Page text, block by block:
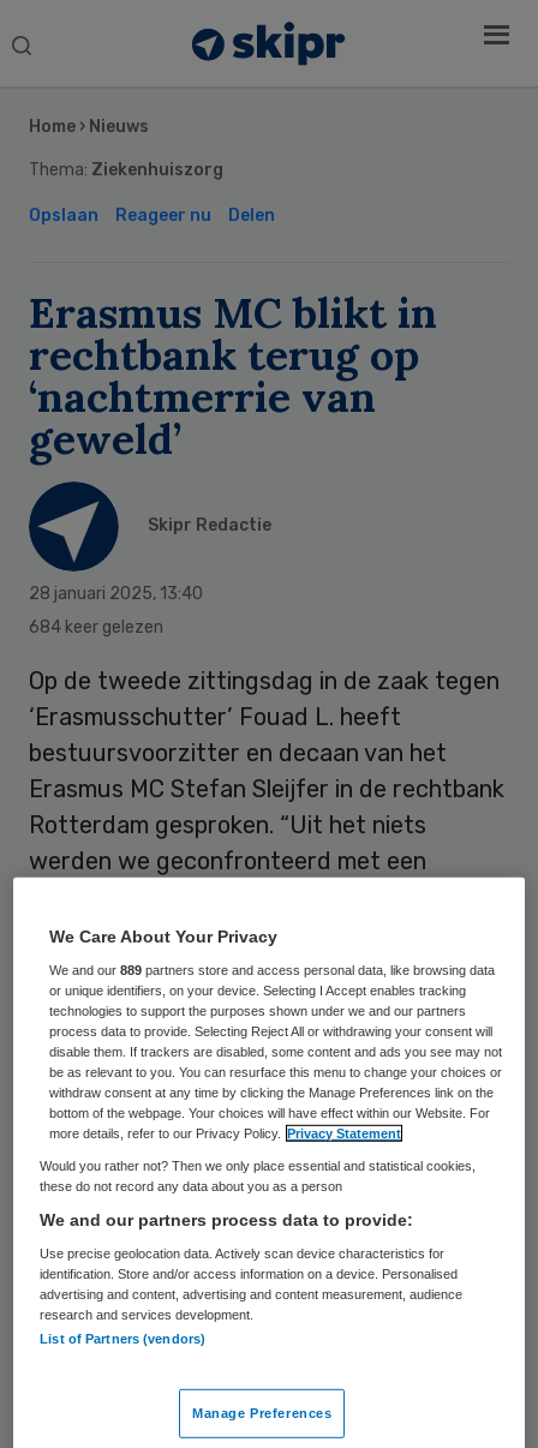
Search
Home › Nieuws
Thema: Ziekenhuiszorg
Opslaan Reageer nu Delen
Erasmus MC blikt in
rechtbank terug op
‘nachtmerrie van
geweld’
Skipr Redactie
28 januari 2025, 13:40
684 keer gelezen
Op de tweede zittingsdag in de zaak tegen
‘Erasmusschutter’ Fouad L. heeft
bestuursvoorzitter en decaan van het
Erasmus MC Stefan Sleijfer in de rechtbank
Rotterdam gesproken. “Uit het niets
werden we geconfronteerd met een
de tragische dood van onze geliefde collega
Jurgen Damen.”
Tijdens het uitoefenen van zijn spreekrecht
noemde Sleijfer de doodgeschoten docent
“een man die ik kende als iemand die zijn
leven juist wijdde aan het helpen van
anderen; als huisarts, als onderzoeker en
als docent”. De gebeurtenissen van 28
september 2023 laten volgens de
bestuursvoorzitter een groot litteken
achter in het hart van het Erasmus MC.
Doodsangsten
Sidebar
We Care About Your Privacy
We and our889 partners store and access personal data, like browsing data
or unique identifiers, on your device. Selecting I Accept enables tracking
technologies to support the purposes shown under we and our partners
process data to provide. Selecting Reject All or withdrawing your consent will
disable them. If trackers are disabled, some content and ads you see may not
be as relevant to you. You can resurface this menu to change your choices or
withdraw consent at any time by clicking the Manage Preferences link on the
bottom of the webpage. Your choices will have effect within our Website. For
more details, refer to our Privacy Policy.
Privacy Statement
Would you rather not? Then we only place essential and statistical cookies,
these do not record any data about you as a person
We and our partners process data to provide:
Use precise geolocation data. Actively scan device characteristics for
identification. Store and/or access information on a device. Personalised
advertising and content, advertising and content measurement, audience
research and services development.
List of Partners (vendors)
Manage Preferences